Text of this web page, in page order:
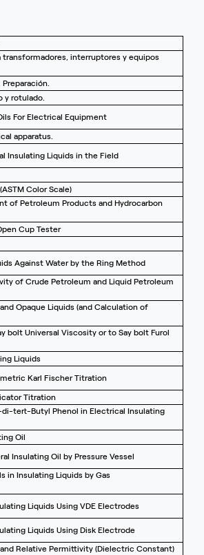
interruptores y equipos
y rotulado.
For Electrical Equipment
apparatus.
Insulating Liquids in the Field
Color Scale)
of Petroleum Products and Hydrocarbon
Cup Tester
Against Water by the Ring Method
of Crude Petroleum and Liquid Petroleum
Opaque Liquids (and Calculation of
bolt Universal Viscosity or to Say bolt Furol
Liquids
Karl Fischer Titration
Titration
tert-Butyl Phenol in Electrical Insulating
Oil
Insulating Oil by Pressure Vessel
in Insulating Liquids by Gas
Liquids Using VDE Electrodes
Liquids Using Disk Electrode
Relative Permittivity (Dielectric Constant)